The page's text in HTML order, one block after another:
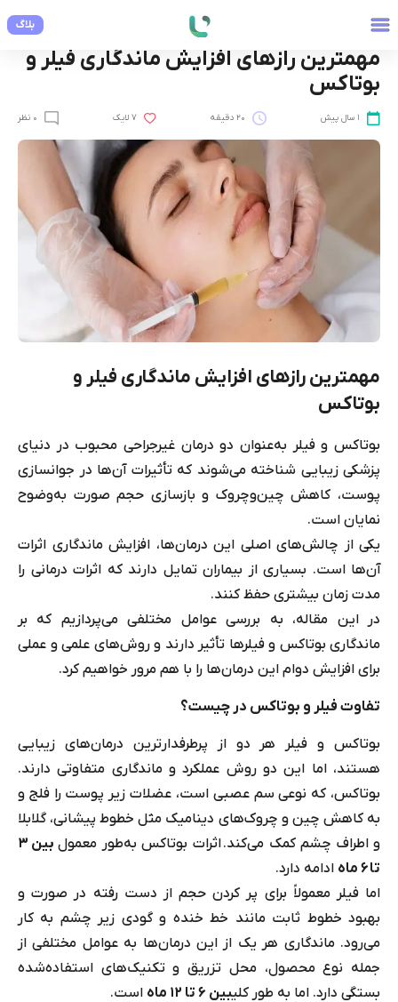
بلاگ علوم پزشکی
مهمترین راز‌های افزایش ماندگاری فیلر و
بوتاکس
1 سال پیش 20 دقیقه 7 لایک 0 نظر
مهمترین راز‌های افزایش ماندگاری فیلر و
بوتاکس
بوتاکس و فیلر به‌عنوان دو درمان غیرجراحی محبوب در دنیای
پزشکی زیبایی شناخته می‌شوند که تأثیرات آن‌ها در جوانسازی
پوست، کاهش چین‌وچروک و بازسازی حجم صورت به‌وضوح
نمایان است.
یکی از چالش‌های اصلی این درمان‌ها، افزایش ماندگاری اثرات
آن‌ها است. بسیاری از بیماران تمایل دارند که اثرات درمانی را
مدت زمان بیشتری حفظ کنند.
در این مقاله، به بررسی عوامل مختلفی می‌پردازیم که بر
ماندگاری بوتاکس و فیلرها تأثیر دارند و روش‌های علمی و عملی
برای افزایش دوام این درمان‌ها را با هم مرور خواهیم کرد.
تفاوت فیلر و بوتاکس در چیست؟
بوتاکس و فیلر هر دو از پرطرفدارترین درمان‌های زیبایی
هستند، اما این دو روش عملکرد و ماندگاری متفاوتی دارند.
بوتاکس، که نوعی سم عصبی است، عضلات زیر پوست را فلج و
به کاهش چین و چروک‌های دینامیک مثل خطوط پیشانی، گلابلا
و اطراف چشم کمک می‌کند. اثرات بوتاکس به‌طور معمول
بین ۳
تا ۶ ماه
ادامه دارد.
اما فیلر معمولاً برای پر کردن حجم از دست رفته در صورت و
بهبود خطوط ثابت مانند خط خنده و گودی زیر چشم به کار
می‌رود. ماندگاری هر یک از این درمان‌ها به عوامل مختلفی از
جمله نوع محصول، محل تزریق و تکنیک‌های استفاده‌شده
بستگی دارد. اما به طور کلیبین 6 تا 12 ماه است.